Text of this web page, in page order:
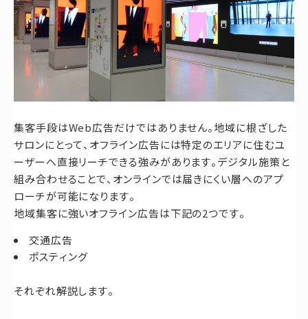
集客手段はWeb広告だけではありません。地域に根ざした
サロンにとって、オフライン広告には特定のエリアに住むユ
ーザーへ直接リーチできる強みがあります。デジタル施策と
組み合わせることで、オンラインでは届きにくい層へのアプ
ローチが可能になります。
地域集客に強いオフライン広告は下記の2つです。
交通広告
ポスティング
それぞれ解説します。